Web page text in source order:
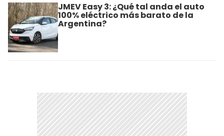
JMEV Easy 3: ¿Qué tal anda el auto
100% eléctrico más barato de la
Argentina?